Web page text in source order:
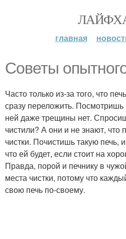
главная
Советы
Часто только из-за того, что
сразу переложить.
ней даже трещины нет.
чистили? А они и не знают, что
чистки. Почистишь такую печь,
что ей будет, если стоит на
Правда, порой и печнику в
места чистки, потому что
свою печь по-своему.